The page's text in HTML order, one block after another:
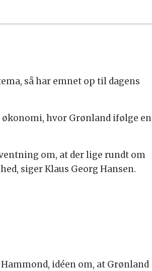
så har emnet op til dagens
økonomi, hvor Grønland ifølge en
om, at der lige rundt om
siger Klaus Georg Hansen.
idéen om, at Grønland